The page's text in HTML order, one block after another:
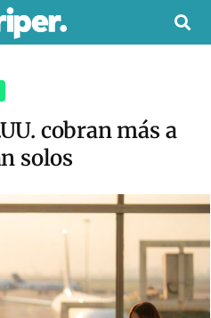
cobran más a
solos